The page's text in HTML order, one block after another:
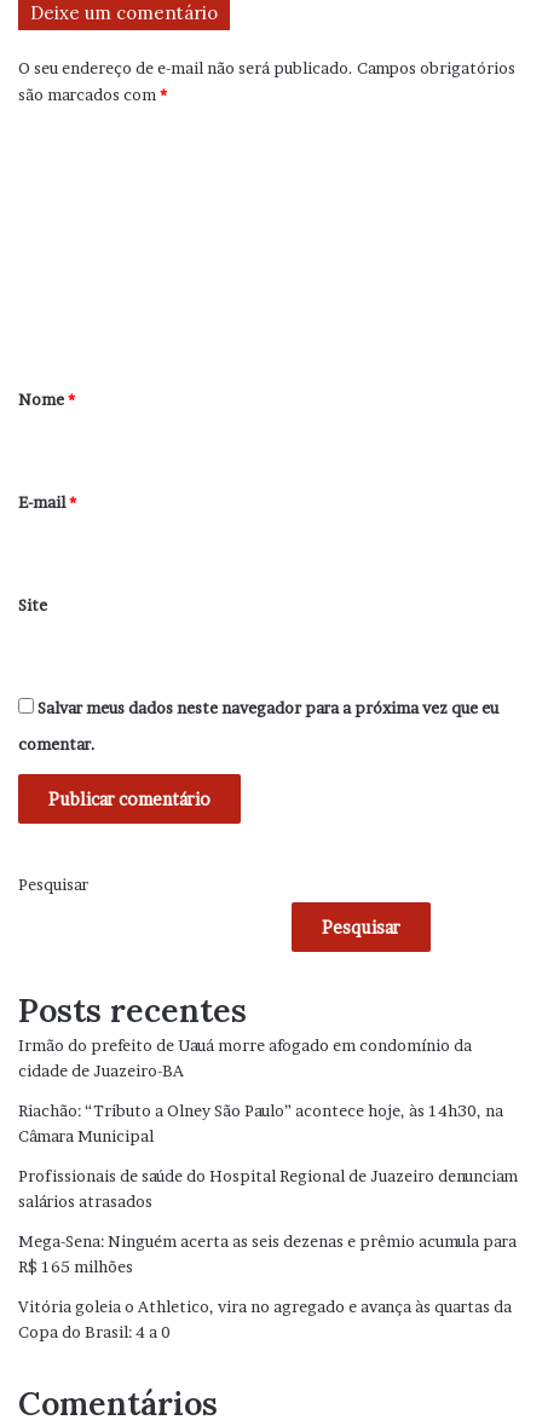
Deixe um comentário
O seu endereço de e-mail não será publicado. Campos obrigatórios
são marcados com *
r
*
Nome*
E-mail*
Site
Salvar meus dados neste navegador para a próxima vez que eu
comentar.
Pesquisar
Pesquisar
Posts recentes
Irmão do prefeito de Uauá morre afogado em condomínio da
cidade de Juazeiro-BA
Riachão: “Tributo a Olney São Paulo” acontece hoje, às 14h30, na
Câmara Municipal
Profissionais de saúde do Hospital Regional de Juazeiro denunciam
salários atrasados
Mega-Sena: Ninguém acerta as seis dezenas e prêmio acumula para
R$ 165 milhões
Vitória goleia o Athletico, vira no agregado e avança às quartas da
Copa do Brasil: 4 a 0
Comentários